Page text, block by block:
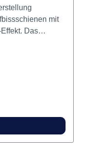
mit
Das
flexibel und
ist es
als
Inhalt